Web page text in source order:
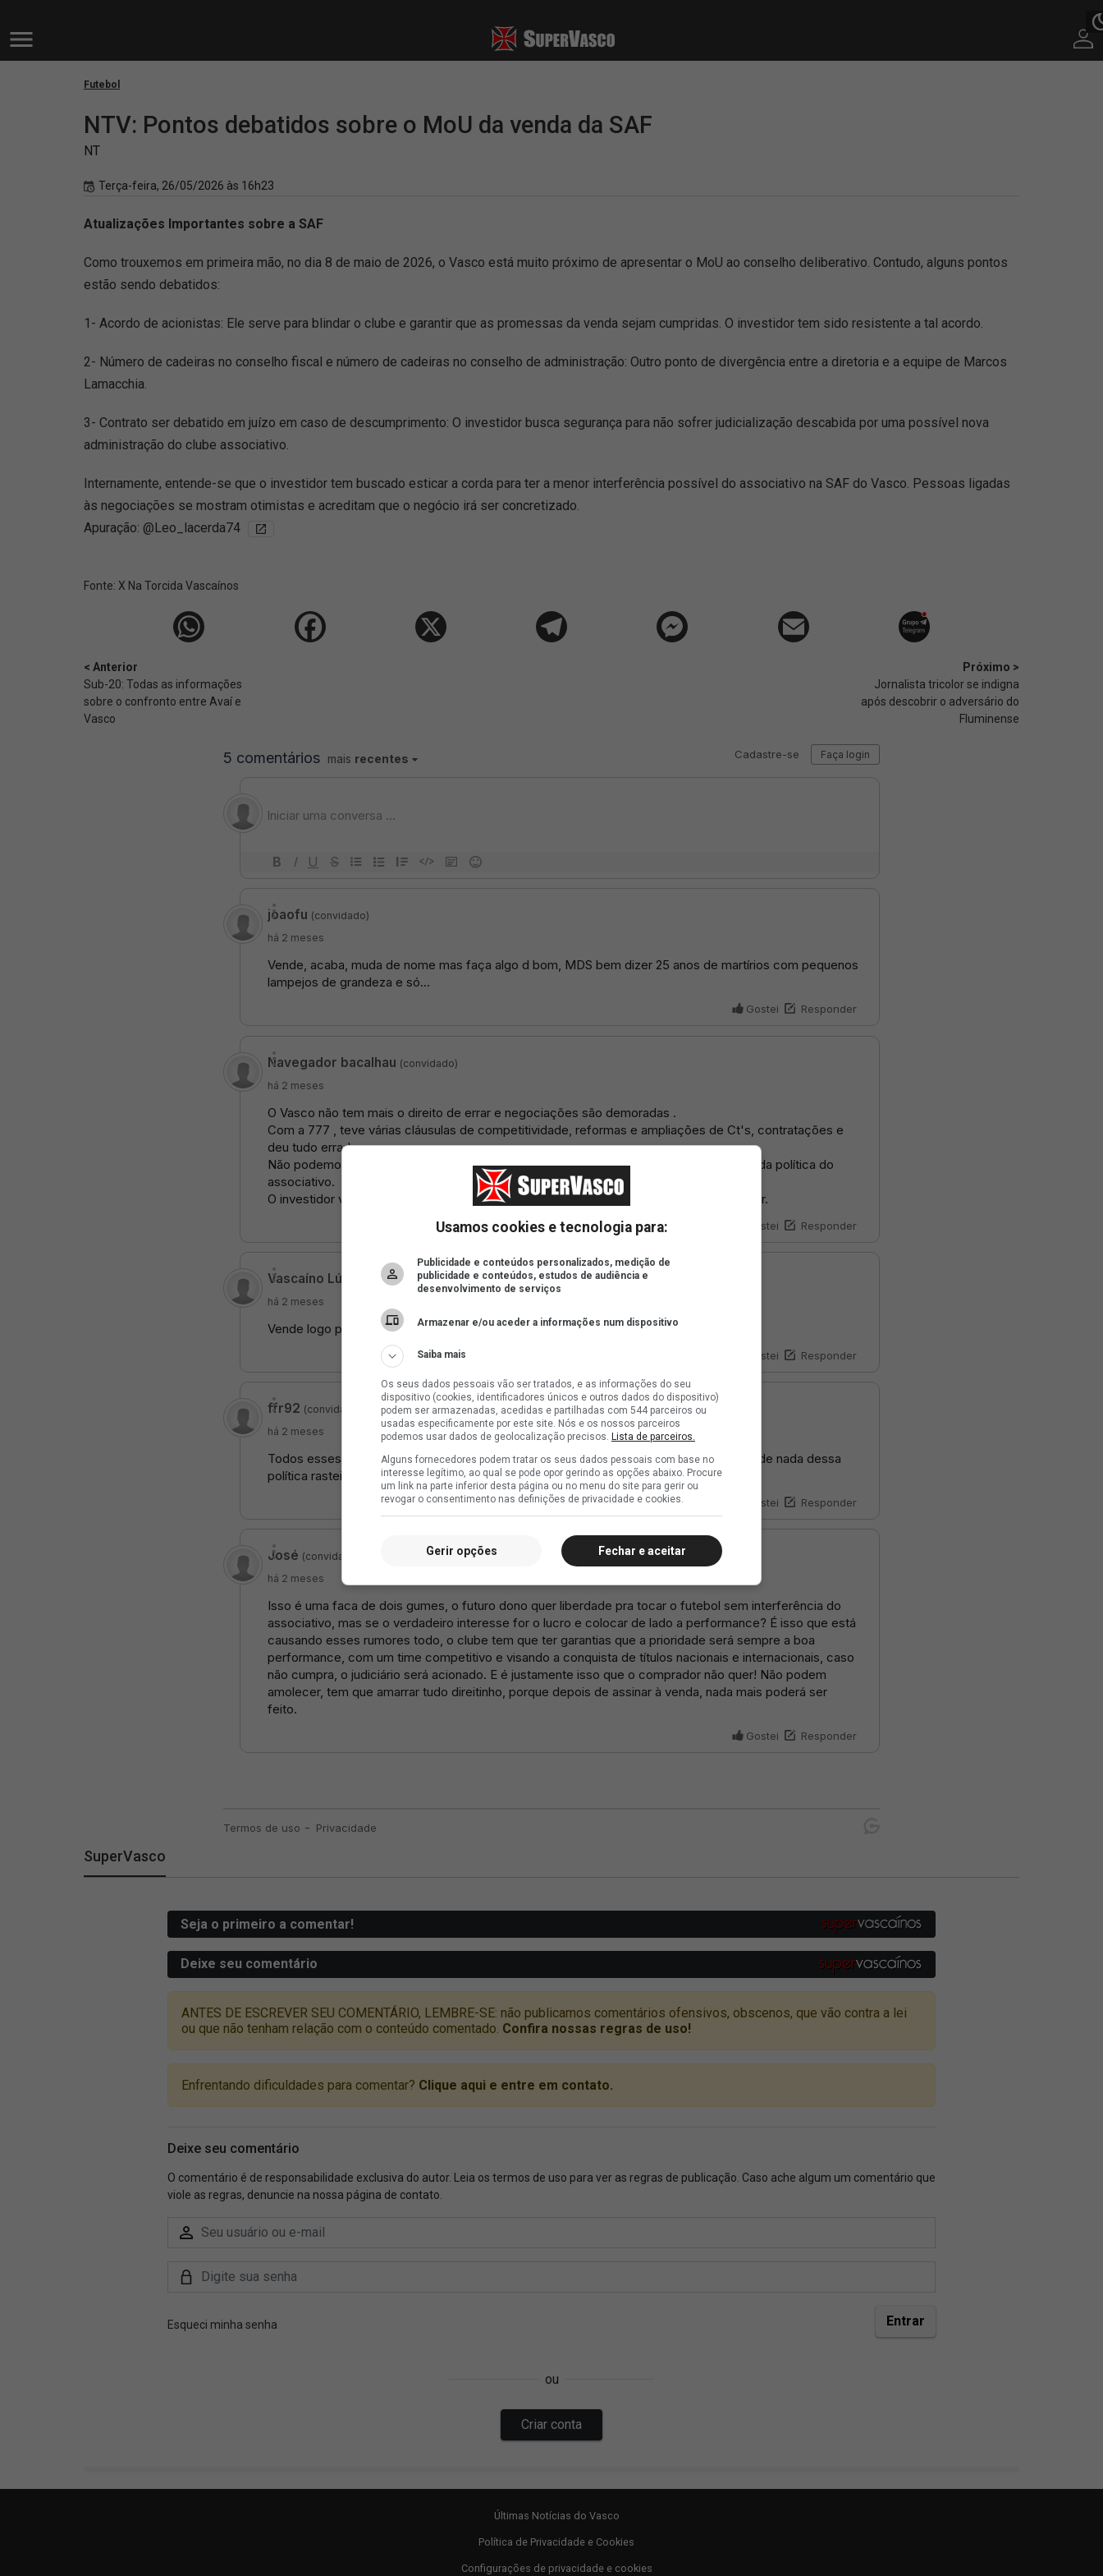
Futebol
NTV: Pontos debatidos sobre o MoU da venda da SAF
NT
Terça-feira, 26/05/2026 às 16h23
Atualizações Importantes sobre a SAF
Como trouxemos em primeira mão, no dia 8 de maio de 2026, o Vasco está muito próximo de apresentar o MoU ao conselho deliberativo. Contudo, alguns pontos
estão sendo debatidos:
1- Acordo de acionistas: Ele serve para blindar o clube e garantir que as promessas da venda sejam cumpridas. O investidor tem sido resistente a tal acordo.
2- Número de cadeiras no conselho fiscal e número de cadeiras no conselho de administração: Outro ponto de divergência entre a diretoria e a equipe de Marcos
Lamacchia.
3- Contrato ser debatido em juízo em caso de descumprimento: O investidor busca segurança para não sofrer judicialização descabida por uma possível nova
administração do clube associativo.
Internamente, entende-se que o investidor tem buscado esticar a corda para ter a menor interferência possível do associativo na SAF do Vasco. Pessoas ligadas
às negociações se mostram otimistas e acreditam que o negócio irá ser concretizado.
Apuração: @Leo_lacerda74
Fonte: X Na Torcida Vascaínos
< Anterior
Sub-20: Todas as informações
sobre o confronto entre Avaí e
Vasco
Próximo >
Jornalista tricolor se indigna
após descobrir o adversário do
Fluminense
SuperVasco
Últimas Notícias do Vasco
Política de Privacidade e Cookies
Configurações de privacidade e cookies
Usamos cookies e tecnologia para:
Publicidade e conteúdos personalizados, medição de
publicidade e conteúdos, estudos de audiência e
desenvolvimento de serviços
Armazenar e/ou aceder a informações num dispositivo
Saiba mais
Os seus dados pessoais vão ser tratados, e as informações do seu
dispositivo (cookies, identificadores únicos e outros dados do dispositivo)
podem ser armazenadas, acedidas e partilhadas com 544 parceiros ou
usadas especificamente por este site. Nós e os nossos parceiros
podemos usar dados de geolocalização precisos. Lista de parceiros.
Alguns fornecedores podem tratar os seus dados pessoais com base no
interesse legítimo, ao qual se pode opor gerindo as opções abaixo. Procure
um link na parte inferior desta página ou no menu do site para gerir ou
revogar o consentimento nas definições de privacidade e cookies.
Fechar e aceitar
Gerir opções